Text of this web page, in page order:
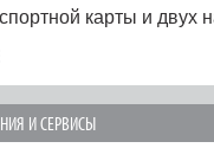
карты и двух
И СЕРВИСЫ